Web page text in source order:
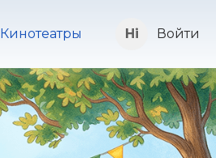
Кинотеатры Войти